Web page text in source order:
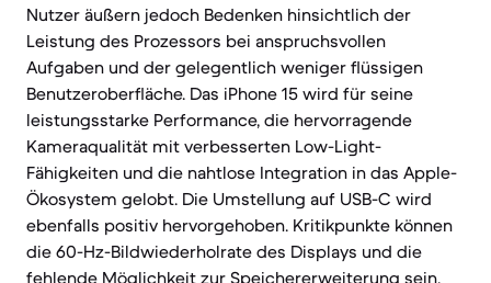
Nutzer äußern jedoch Bedenken hinsichtlich der
Leistung des Prozessors bei anspruchsvollen
Aufgaben und der gelegentlich weniger flüssigen
Benutzeroberfläche. Das iPhone 15 wird für seine
leistungsstarke Performance, die hervorragende
Kameraqualität mit verbesserten Low-Light-
Fähigkeiten und die nahtlose Integration in das Apple-
Ökosystem gelobt. Die Umstellung auf USB-C wird
ebenfalls positiv hervorgehoben. Kritikpunkte können
die 60-Hz-Bildwiederholrate des Displays und die
fehlende Möglichkeit zur Speichererweiterung sein.